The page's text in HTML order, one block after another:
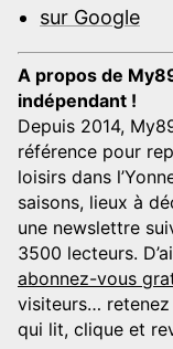
sur Google
A propos de
indépendant !
Depuis 2014,
référence pour
loisirs dans
saisons, lieux à
une newslettre
3500 lecteurs.
abonnez-vous
visiteurs…
qui lit, clique et